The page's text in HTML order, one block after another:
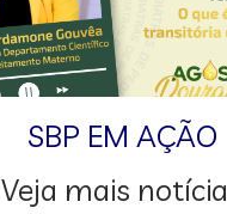
SBP EM AÇÃO
Veja mais